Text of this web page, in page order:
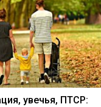
увечья, ПТСР: